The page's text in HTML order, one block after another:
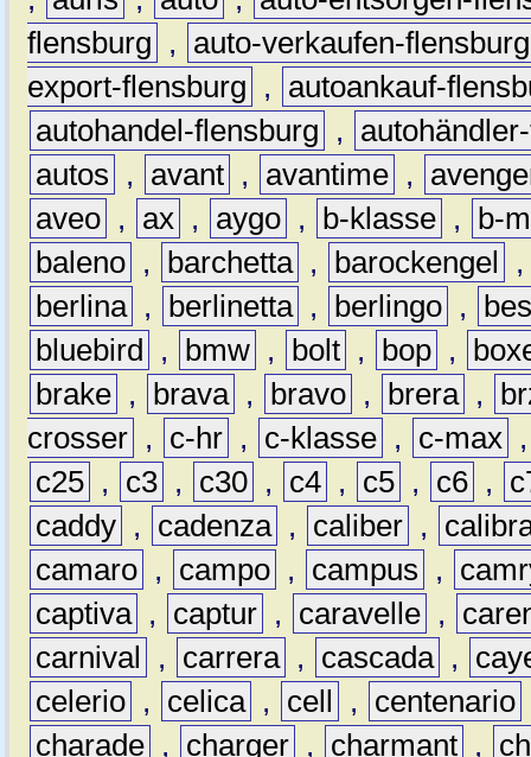
flensburg
,
auto-verkaufen-flensburg
export-flensburg
,
autoankauf-
autohandel-flensburg
,
autos
, avant , avantime ,
aveo , ax , aygo , b-klasse ,
b-
baleno , barchetta , barockengel
berlina , berlinetta , berlingo ,
bluebird
, bmw , bolt , bop ,
brake , brava , bravo , brera ,
crosser , c-hr , c-klasse , c-max
c25 , c3 , c30 , c4 , c5 , c6 ,
caddy , cadenza , caliber ,
camaro , campo , campus ,
captiva , captur , caravelle ,
carnival
, carrera , cascada ,
celerio , celica , cell , centenario
charade , charger , charmant ,